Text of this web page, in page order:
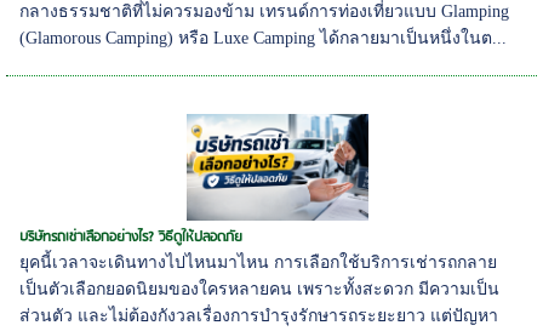
กลางธรรมชาติที่ไม่ควรมองข้าม เทรนด์การท่องเที่ยวแบบ Glamping
(Glamorous Camping) หรือ Luxe Camping ได้กลายมาเป็นหนึ่งในต...
บริษัทรถเช่าเลือกอย่างไร? วิธีดูให้ปลอดภัย
ยุคนี้เวลาจะเดินทางไปไหนมาไหน การเลือกใช้บริการเช่ารถกลาย
เป็นตัวเลือกยอดนิยมของใครหลายคน เพราะทั้งสะดวก มีความเป็น
ส่วนตัว และไม่ต้องกังวลเรื่องการบำรุงรักษารถระยะยาว แต่ปัญหา